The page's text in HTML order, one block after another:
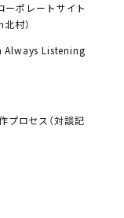
ーポレートサイト
村）
Always Listening
プロセス（対談記